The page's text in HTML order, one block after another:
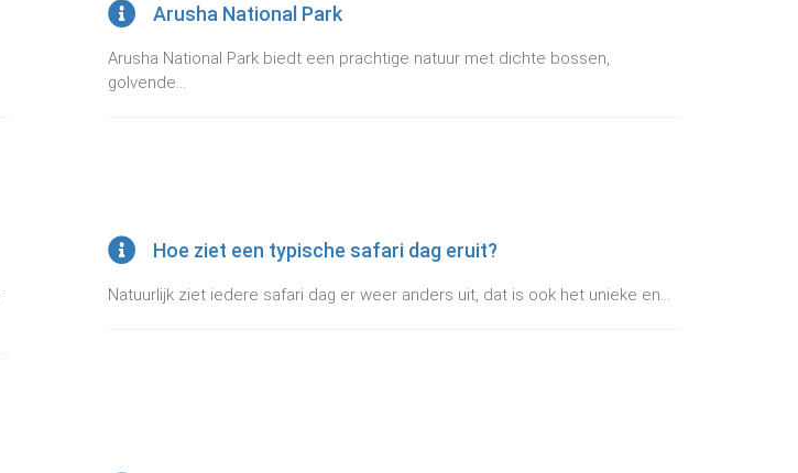
Arusha National Park
Arusha National Park biedt een prachtige natuur met dichte bossen,
golvende...
Hoe ziet een typische safari dag eruit?
Natuurlijk ziet iedere safari dag er weer anders uit, dat is ook het unieke en...